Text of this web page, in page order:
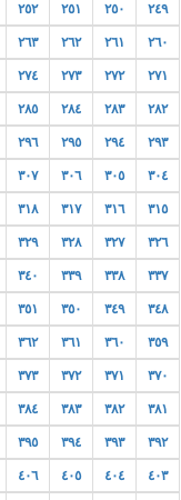
٢٤٩ ٢٥٠ ٢٥١ ٢٥٢
٢٦٠ ٢٦١ ٢٦٢ ٢٦٣
٢٧١ ٢٧٢ ٢٧٣ ٢٧٤
٢٨٢ ٢٨٣ ٢٨٤ ٢٨٥
٢٩٣ ٢٩٤ ٢٩٥ ٢٩٦
٣٠٤ ٣٠٥ ٣٠٦ ٣٠٧
٣١٥ ٣١٦ ٣١٧ ٣١٨
٣٢٦ ٣٢٧ ٣٢٨ ٣٢٩
٣٣٧ ٣٣٨ ٣٣٩ ٣٤٠
٣٤٨ ٣٤٩ ٣٥٠ ٣٥١
٣٥٩ ٣٦٠ ٣٦١ ٣٦٢
٣٧٠ ٣٧١ ٣٧٢ ٣٧٣
٣٨١ ٣٨٢ ٣٨٣ ٣٨٤
٣٩٢ ٣٩٣ ٣٩٤ ٣٩٥
٤٠٣ ٤٠٤ ٤٠٥ ٤٠٦